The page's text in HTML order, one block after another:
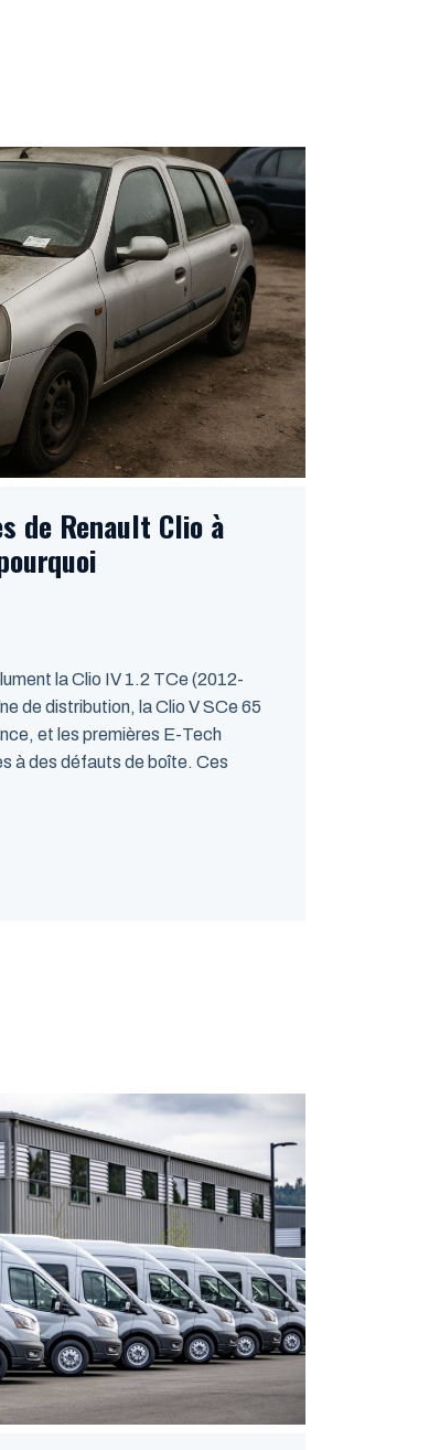
de Renault Clio à
la Clio IV 1.2 TCe (2012-
de distribution, la Clio V SCe 65
et les premières E-Tech
à des défauts de boîte. Ces